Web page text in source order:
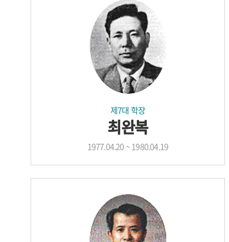
제7대 학장
최완복
1977.04.20 ~ 1980.04.19